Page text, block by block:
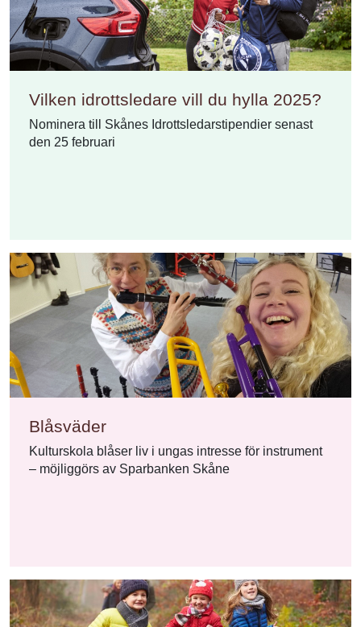
Vilken idrottsledare vill du hylla 2025?
Nominera till Skånes Idrottsledarstipendier senast
den 25 februari
Blåsväder
Kulturskola blåser liv i ungas intresse för instrument
– möjliggörs av Sparbanken Skåne